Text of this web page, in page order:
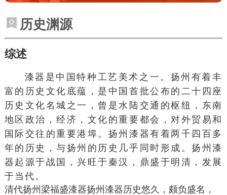
历史渊源
综述
漆器是中国特种工艺美术之一。扬州有着丰
富的历史文化底蕴，是中国首批公布的二十四座
历史文化名城之一，曾是水陆交通的枢纽，东南
地区政治，经济，文化的重要都会，对外贸易和
国际交往的重要港埠。扬州漆器有着两千四百多
年的历史，与扬州的历史几乎同时形成。扬州漆
器起源于战国，兴旺于秦汉，鼎盛于明清，发展
于当代。
清代扬州梁福盛漆器扬州漆器历史悠久，颇负盛名，